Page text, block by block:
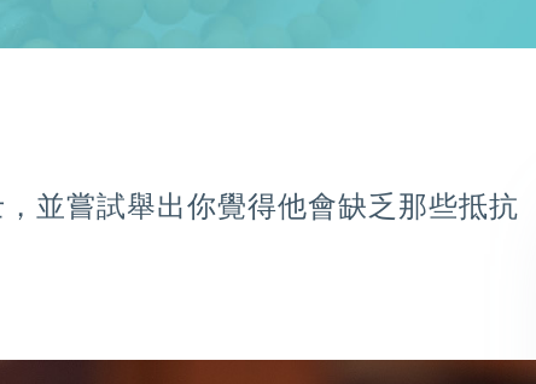
並嘗試舉出你覺得他會缺乏那些抵抗